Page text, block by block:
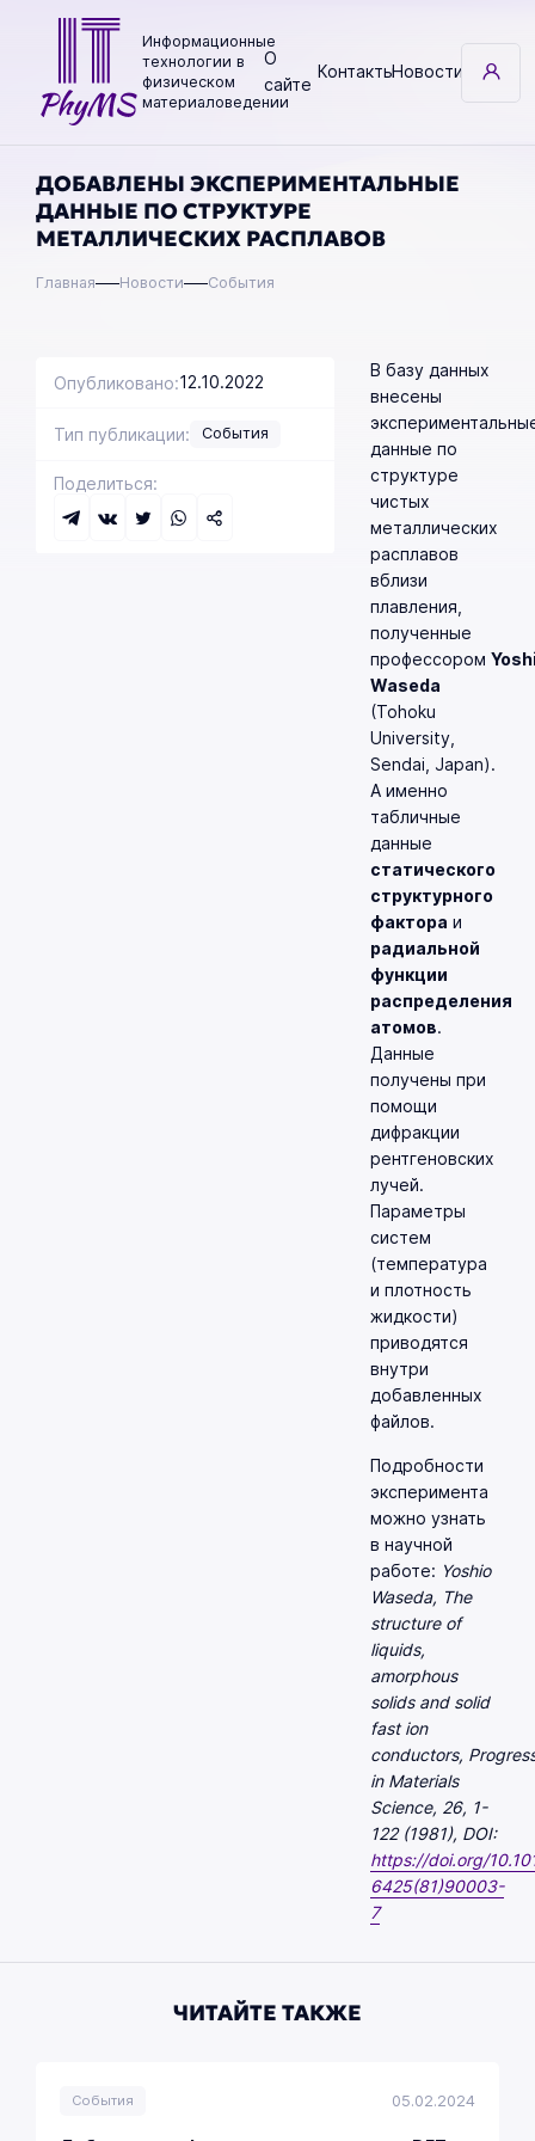
содержанию
Информационные
технологии в
физическом
материаловедении
О
сайте
КонтактыНовости
ДОБАВЛЕНЫ ЭКСПЕРИМЕНТАЛЬНЫЕ
ДАННЫЕ ПО СТРУКТУРЕ
МЕТАЛЛИЧЕСКИХ РАСПЛАВОВ
Строка
Главная Новости События
Опубликовано:12.10.2022
Тип публикации: События
Поделиться:
В базу данных
внесены
данные по
структуре
чистых
металлических
расплавов
вблизи
плавления,
полученные
профессором
Waseda
(Tohoku
University,
Sendai, Japan).
А именно
табличные
данные
статического
структурного
фактора и
радиальной
функции
распределения
атомов.
Данные
получены при
помощи
дифракции
рентгеновских
лучей.
Параметры
систем
(температура
и плотность
жидкости)
приводятся
внутри
добавленных
файлов.
Подробности
эксперимента
можно узнать
в научной
работе: Yoshio
Waseda, The
structure of
liquids,
amorphous
solids and solid
fast ion
conductors,
in Materials
Science, 26, 1-
122 (1981), DOI:
https://doi.org/
6425(81)90003-
7
ЧИТАЙТЕ ТАКЖЕ
События 05.02.2024